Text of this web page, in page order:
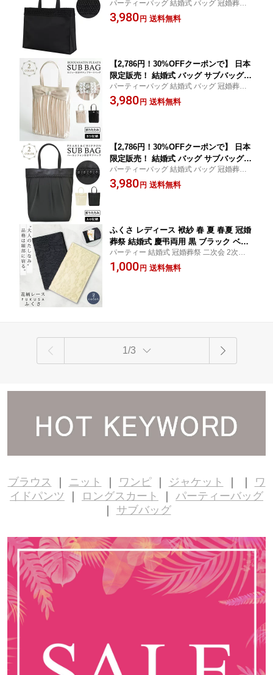
入学式 卒業式 入園式 卒園式 ブラック
フォーマル サブバッグ フォーマルバッ
パーティーバッグ 結婚式 バッグ 冠婚葬祭
二次会 2次会 入学式 卒業式 卒園式 入園式
演奏会 謝恩会 お呼ばれ 披露宴 ブライダル
3,980 円 送料無料
【2,786円！30%OFFクーポンで】 日本
限定販売！ 結婚式 バッグ サブバッグ A
4サイズ パーティーバッグ 結婚式 冠婚
葬祭 入学式 卒業式 入園式 卒園式 ブラ
パーティーバッグ 結婚式 バッグ 冠婚葬祭
二次会 2次会 入学式 卒業式 卒園式 入園式
演奏会 謝恩会 お呼ばれ 披露宴 ブライダル
3,980 円 送料無料
【2,786円！30%OFFクーポンで】 日本
限定販売！ 結婚式 バッグ サブバッグ A
4サイズ パーティーバッグ 結婚式 冠婚
葬祭 入学式 卒業式 入園式 卒園式 ブラ
パーティーバッグ 結婚式 バッグ 冠婚葬祭
二次会 2次会 入学式 卒業式 卒園式 入園式
演奏会 謝恩会 お呼ばれ 披露宴 ブライダル
3,980 円 送料無料
ふくさ レディース 袱紗 春 夏 春夏 冠婚
葬祭 結婚式 慶弔両用 黒 ブラック ベー
ジュレース 金封 パーティー 弔事 ご祝
儀 お祝い お呼ばれ サテン ブライダル
パーティー 結婚式 冠婚葬祭 二次会 2次会
入学式 卒業式 卒園式 入園式 演奏会 謝恩会
お呼ばれ 慶弔 披露宴 ブライダル フォーマ
1,000 円 送料無料
1/3
ブラウス ｜ ニット ｜ ワンピ｜ ジャケット ｜ ｜
ワ
イドパンツ ｜ ロングスカート ｜ パーティーバッグ
｜ サブバッグ